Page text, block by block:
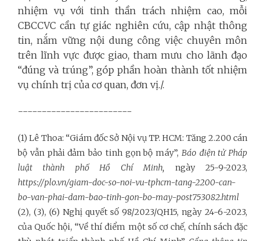
nhiệm vụ với tinh thần trách nhiệm cao, mỗi
CBCCVC cần tự giác nghiên cứu, cập nhật thông
tin, nắm vững nội dung công việc chuyên môn
trên lĩnh vực được giao, tham mưu cho lãnh đạo
“đúng và trúng”, góp phần hoàn thành tốt nhiệm
vụ chính trị của cơ quan, đơn vị./.
------------------------
(1) Lê Thoa: “Giám đốc Sở Nội vụ TP. HCM: Tăng 2.200 cán
bộ vẫn phải đảm bảo tinh gọn bộ máy”, Báo điện tử Pháp
luật thành phố Hồ Chí Minh, ngày 25-9-2023,
https://plo.vn/giam-doc-so-noi-vu-tphcm-tang-2200-can-
bo-van-phai-dam-bao-tinh-gon-bo-may-post753082.html
(2), (3), (6) Nghị quyết số 98/2023/QH15, ngày 24-6-2023,
của Quốc hội, “Về thí điểm một số cơ chế, chính sách đặc